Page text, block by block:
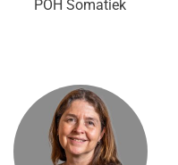
POH Somatiek